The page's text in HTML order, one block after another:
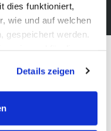
dies funktioniert,
wie und auf welchen
gespeichert werden.
Webseite auf jeden
für Analyse- oder
wenn Sie das
Details zeigen